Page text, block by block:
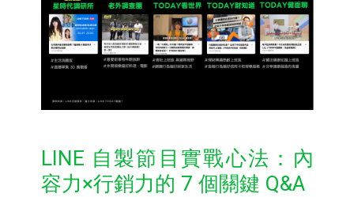
LINE 自製節目實戰心法：內
容力×行銷力的 7 個關鍵 Q&A